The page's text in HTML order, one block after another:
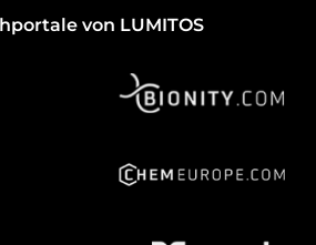
von LUMITOS